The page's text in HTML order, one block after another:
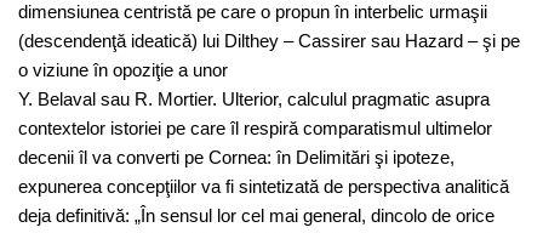
dimensiunea centristă pe care o propun în interbelic urmaşii
(descendenţă ideatică) lui Dilthey – Cassirer sau Hazard – şi pe
o viziune în opoziţie a unor
Y. Belaval sau R. Mortier. Ulterior, calculul pragmatic asupra
contextelor istoriei pe care îl respiră comparatismul ultimelor
decenii îl va converti pe Cornea: în Delimitări şi ipoteze,
expunerea concepţiilor va fi sintetizată de perspectiva analitică
deja definitivă: „În sensul lor cel mai general, dincolo de orice